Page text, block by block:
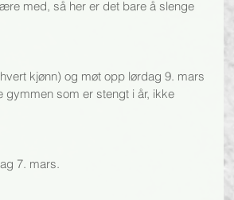
med, så her er det bare å slenge
kjønn) og møt opp lørdag 9. mars
gymmen som er stengt i år, ikke
7. mars.